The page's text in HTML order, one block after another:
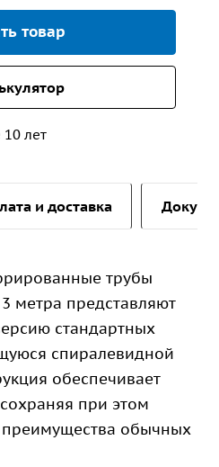
товар
10 лет
и доставка
трубы
метра представляют
стандартных
спиралевидной
обеспечивает
при этом
преимущества обычных